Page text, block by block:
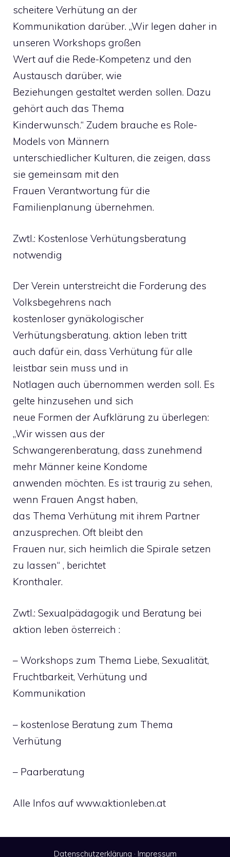
scheitere Verhütung an der
Kommunikation darüber. „Wir legen daher in
unseren Workshops großen
Wert auf die Rede-Kompetenz und den
Austausch darüber, wie
Beziehungen gestaltet werden sollen. Dazu
gehört auch das Thema
Kinderwunsch.“ Zudem brauche es Role-
Models von Männern
unterschiedlicher Kulturen, die zeigen, dass
sie gemeinsam mit den
Frauen Verantwortung für die
Familienplanung übernehmen.
Zwtl.: Kostenlose Verhütungsberatung
notwendig
Der Verein unterstreicht die Forderung des
Volksbegehrens nach
kostenloser gynäkologischer
Verhütungsberatung. aktion leben tritt
auch dafür ein, dass Verhütung für alle
leistbar sein muss und in
Notlagen auch übernommen werden soll. Es
gelte hinzusehen und sich
neue Formen der Aufklärung zu überlegen:
„Wir wissen aus der
Schwangerenberatung, dass zunehmend
mehr Männer keine Kondome
anwenden möchten. Es ist traurig zu sehen,
wenn Frauen Angst haben,
das Thema Verhütung mit ihrem Partner
anzusprechen. Oft bleibt den
Frauen nur, sich heimlich die Spirale setzen
zu lassen“ , berichtet
Kronthaler.
Zwtl.: Sexualpädagogik und Beratung bei
aktion leben österreich :
– Workshops zum Thema Liebe, Sexualität,
Fruchtbarkeit, Verhütung und
Kommunikation
– kostenlose Beratung zum Thema
Verhütung
– Paarberatung
Alle Infos auf www.aktionleben.at
Datenschutzerklärung · Impressum